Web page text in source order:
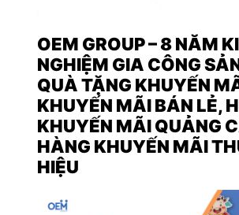
OEM GROUP – 8 NĂM
NGHIỆM GIA CÔNG
QUÀ TẶNG KHUYẾN
KHUYẾN MÃI BÁN LẺ,
KHUYẾN MÃI QUẢNG
HÀNG KHUYẾN MÃI
HIỆU